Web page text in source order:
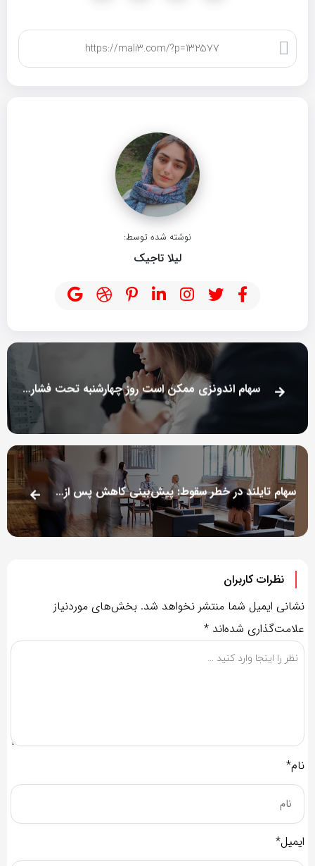
نوشته شده توسط:
لیلا تاجیک
سهام اندونزی ممکن است روز چهارشنبه تحت فشار باز شود: پیش‌بینی کاهش پس از پنج روز رشد
سهام تایلند در خطر سقوط: پیش‌بینی کاهش پس از افزایش‌های متوالی
نظرات کاربران
نشانی ایمیل شما منتشر نخواهد شد. بخش‌های موردنیاز
علامت‌گذاری شده‌اند *
نام*
ایمیل*